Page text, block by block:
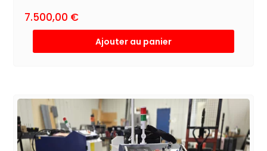
7.500,00 €
Ajouter au panier